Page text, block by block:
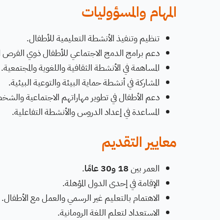
المهام والمسؤوليات
تنظيم وتنفيذ الأنشطة التعليمية للأطفال.
دعم برامج الدمج الاجتماعي للأطفال ذوي الفرص
المساهمة في الأنشطة الثقافية واللغوية والمجتمعية.
المشاركة في أنشطة حماية البيئة والتوعية البيئية.
دعم الأطفال في تطوير مهاراتهم الاجتماعية
المساعدة في إعداد الدروس والأنشطة التفاعلية.
معايير التقديم
العمر بين18 و30 عامًا
.
الإقامة في إحدى الدول المؤهلة.
الاهتمام بالتعليم غير الرسمي والعمل مع الأطفال.
الاستعداد لتعلم اللغة الرومانية.